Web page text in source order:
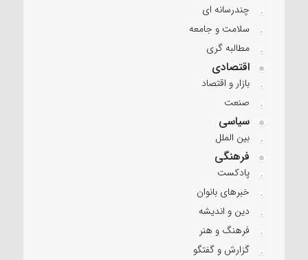
چندرسانه ای
سلامت و جامعه
مطالبه گری
اقتصادی
بازار و اقتصاد
صنعت
سیاسی
بین الملل
فرهنگی
پادکست
خبرهای بانوان
دین و اندیشه
فرهنگ و هنر
گزارش و گفتگو